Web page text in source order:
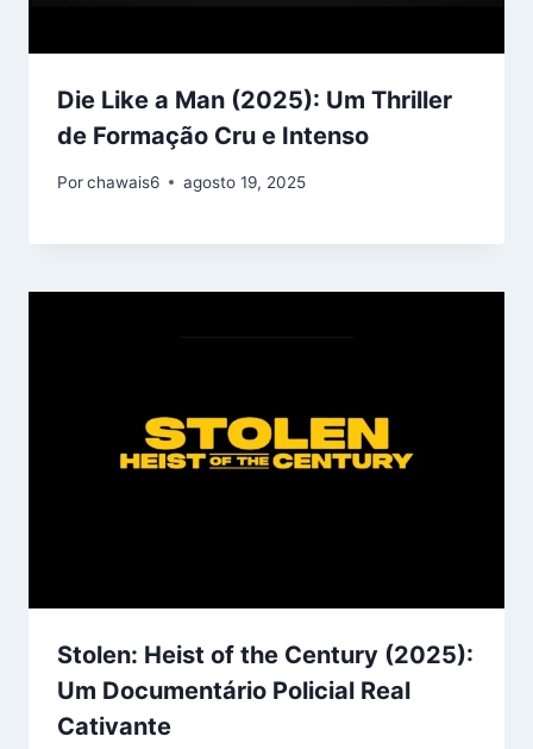
Die Like a Man (2025): Um Thriller
de Formação Cru e Intenso
Porchawais6 agosto 19, 2025
Stolen: Heist of the Century (2025):
Um Documentário Policial Real
Cativante